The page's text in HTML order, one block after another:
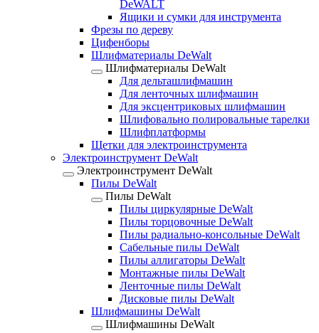
DeWALT
Ящики и сумки для инструмента
Фрезы по дереву
Цифенборы
Шлифматериалы DeWalt
Шлифматериалы DeWalt
Для дельташлифмашин
Для ленточных шлифмашин
Для эксцентриковых шлифмашин
Шлифовально полировальные тарелки
Шлифплатформы
Щетки для электроинструмента
Электроинструмент DeWalt
Электроинструмент DeWalt
Пилы DeWalt
Пилы DeWalt
Пилы циркулярные DeWalt
Пилы торцовочные DeWalt
Пилы радиально-консольные DeWalt
Сабельные пилы DeWalt
Пилы аллигаторы DeWalt
Монтажные пилы DeWalt
Ленточные пилы DeWalt
Дисковые пилы DeWalt
Шлифмашины DeWalt
Шлифмашины DeWalt